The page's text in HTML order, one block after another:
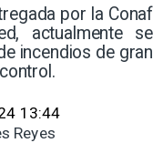
por la Conaf
actualmente se
incendios de gran
13:44
Reyes